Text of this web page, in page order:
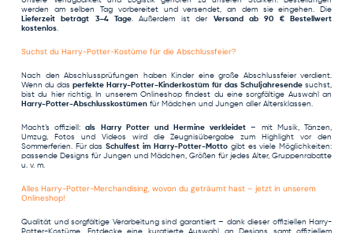
werden am selben Tag vorbereitet und versendet, an dem sie eingehen. Die
Lieferzeit beträgt 3–4 Tage. Außerdem ist der Versand ab 90 € Bestellwert
kostenlos.
Suchst du Harry-Potter-Kostüme für die Abschlussfeier?
Nach den Abschlussprüfungen haben Kinder eine große Abschlussfeier verdient.
Wenn du das perfekte Harry-Potter-Kinderkostüm für das Schuljahresende suchst,
bist du hier richtig. In unserem Onlineshop findest du eine sorgfältige Auswahl an
Harry-Potter-Abschlusskostümen für Mädchen und Jungen aller Altersklassen.
Macht’s offiziell:als Harry Potter und Hermine verkleidet – mit Musik, Tänzen,
Umzug, Fotos und Videos wird die Zeugnisübergabe zum Highlight vor den
Sommerferien. Für das Schulfest im Harry-Potter-Motto gibt es viele Möglichkeiten:
passende Designs für Jungen und Mädchen, Größen für jedes Alter, Gruppenrabatte
u. v. m.
Alles Harry-Potter-Merchandising, wovon du geträumt hast – jetzt in unserem
Onlineshop!
Qualität und sorgfältige Verarbeitung sind garantiert – dank dieser offiziellen Harry-